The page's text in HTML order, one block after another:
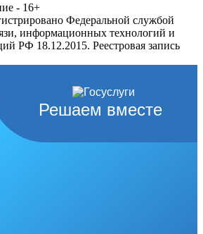
- 16+
Федеральной службой
информационных технологий и
РФ 18.12.2015. Реестровая запись
Решаем вместе